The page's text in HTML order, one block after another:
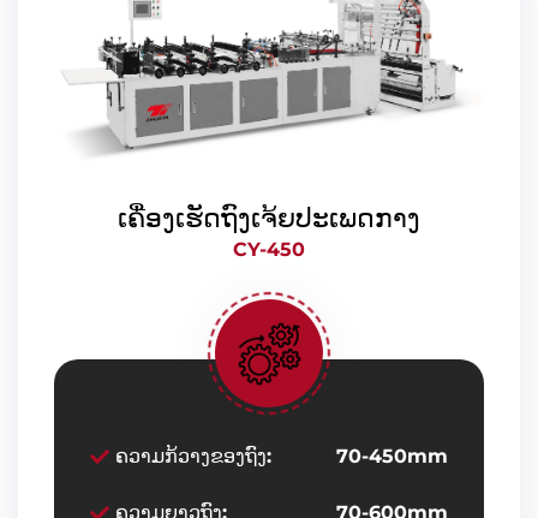
ເຄື່ອງເຮັດຖົງເຈ້ຍປະເພດກາງ
CY-450
ຄວາມກ້ວາງຂອງຖົງ: 70-450mm
ຄວາມຍາວຖົງ: 70-600mm